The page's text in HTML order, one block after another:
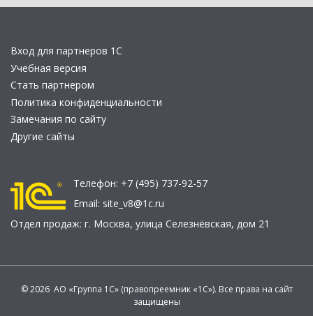
Вход для партнеров 1С
Учебная версия
Стать партнером
Политика конфиденциальности
Замечания по сайту
Другие сайты
Телефон: +7 (495) 737-92-57
Email: site_v8@1c.ru
Отдел продаж: г. Москва, улица Селезнёвская, дом 21
© 2026 АО «Группа 1С» (правопреемник «1С»). Все права на сайт
защищены